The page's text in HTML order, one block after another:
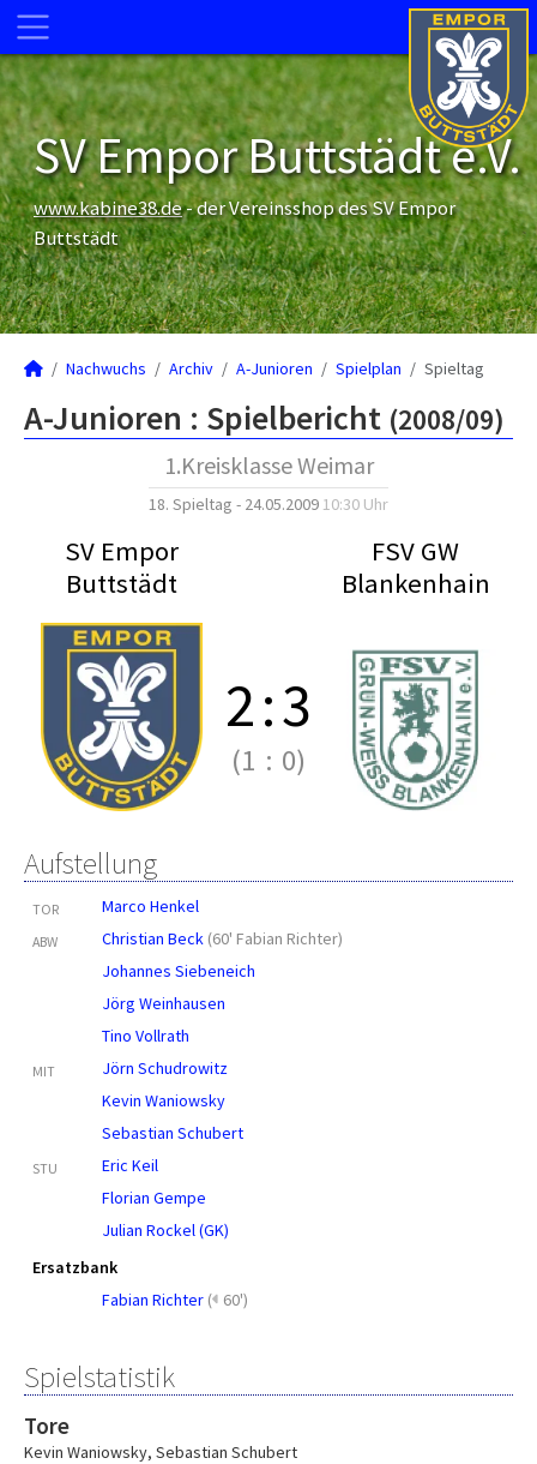
SV Empor Buttstädt e.V.
www.kabine38.de- der Vereinsshop des SV Empor
Buttstädt
Nachwuchs Archiv A-Junioren Spielplan Spieltag
A-Junioren : Spielbericht (2008/09)
1.Kreisklasse Weimar
18. Spieltag - 24.05.2009 10:30 Uhr
SV Empor
Buttstädt
FSV GW
Blankenhain
2:3
(1 : 0)
Aufstellung
TOR Marco Henkel
ABW Christian Beck (60' Fabian Richter)
Johannes Siebeneich
Jörg Weinhausen
Tino Vollrath
MIT
Jörn Schudrowitz
Kevin Waniowsky
Sebastian Schubert
STU
Eric Keil
Florian Gempe
Julian Rockel (GK)
Ersatzbank
Fabian Richter ( 60')
Spielstatistik
Tore
Kevin Waniowsky, Sebastian Schubert